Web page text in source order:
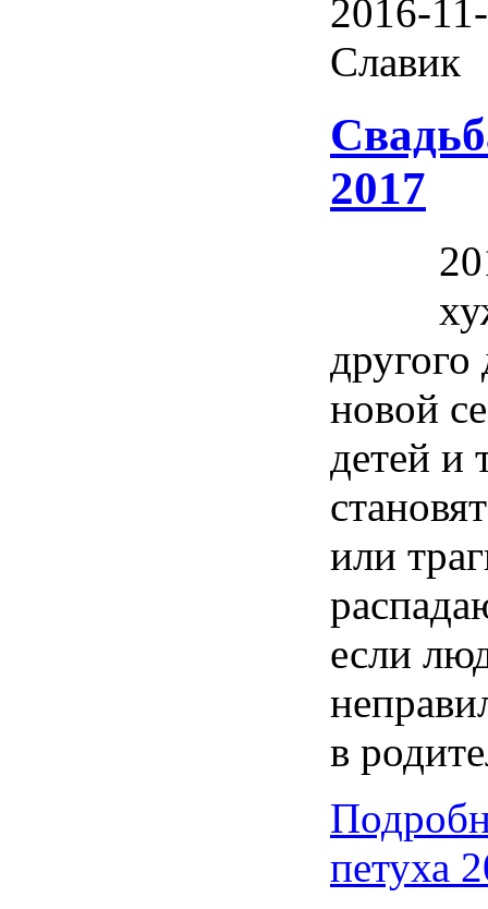
2016-
Славик
2017
другого
новой
детей и
или
если
в
петуха